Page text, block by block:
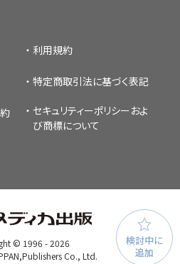
検討中に
追加
利用規約
特定商取引法に基づく表記
セキュリティーポリシー およ
び商標について
© 1996 -2026
Co., Ltd.